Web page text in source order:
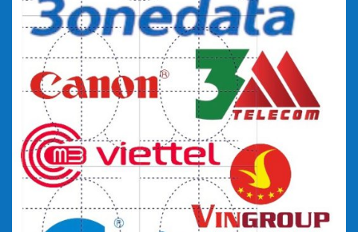
Bánh xe gắn cố định xoay 360′